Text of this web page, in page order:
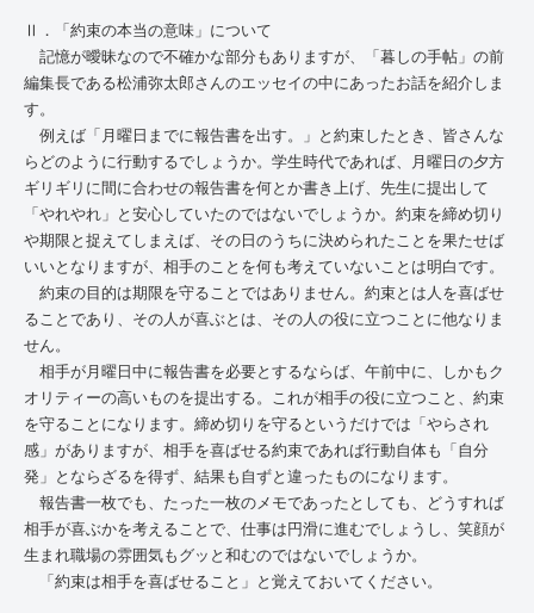
Ⅱ．「約束の本当の意味」について
記憶が曖昧なので不確かな部分もありますが、「暮しの手帖」の前
編集長である松浦弥太郎さんのエッセイの中にあったお話を紹介しま
す。
例えば「月曜日までに報告書を出す。」と約束したとき、皆さんな
らどのように行動するでしょうか。学生時代であれば、月曜日の夕方
ギリギリに間に合わせの報告書を何とか書き上げ、先生に提出して
「やれやれ」と安心していたのではないでしょうか。約束を締め切り
や期限と捉えてしまえば、その日のうちに決められたことを果たせば
いいとなりますが、相手のことを何も考えていないことは明白です。
約束の目的は期限を守ることではありません。約束とは人を喜ばせ
ることであり、その人が喜ぶとは、その人の役に立つことに他なりま
せん。
相手が月曜日中に報告書を必要とするならば、午前中に、しかもク
オリティーの高いものを提出する。これが相手の役に立つこと、約束
を守ることになります。締め切りを守るというだけでは「やらされ
感」がありますが、相手を喜ばせる約束であれば行動自体も「自分
発」とならざるを得ず、結果も自ずと違ったものになります。
報告書一枚でも、たった一枚のメモであったとしても、どうすれば
相手が喜ぶかを考えることで、仕事は円滑に進むでしょうし、笑顔が
生まれ職場の雰囲気もグッと和むのではないでしょうか。
「約束は相手を喜ばせること」と覚えておいてください。